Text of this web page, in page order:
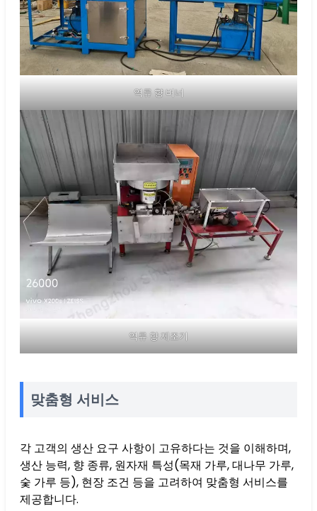
역류 향 버너
역류 향 제조기
맞춤형 서비스
각 고객의 생산 요구 사항이 고유하다는 것을 이해하며,
생산 능력, 향 종류, 원자재 특성(목재 가루, 대나무 가루,
숯 가루 등), 현장 조건 등을 고려하여 맞춤형 서비스를
제공합니다.